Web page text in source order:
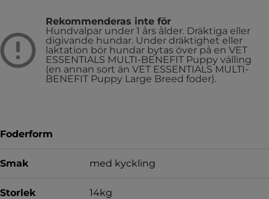
Rekommenderas inte för
Hundvalpar under 1 års ålder. Dräktiga eller
digivande hundar. Under dräktighet eller
laktation bör hundar bytas över på en VET
ESSENTIALS MULTI-BENEFIT Puppy välling
(en annan sort än VET ESSENTIALS MULTI-
BENEFIT Puppy Large Breed foder).
Foderform
Smak med kyckling
Storlek 14kg